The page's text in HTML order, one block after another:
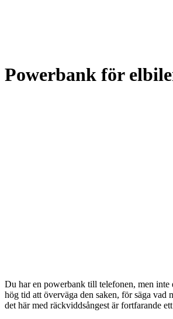
Powerbank för
Du har en powerbank till telefonen, men inte
hög tid att överväga den saken, för säga vad
det här med räckviddsångest är fortfarande